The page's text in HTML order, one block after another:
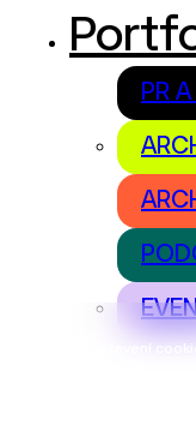
Nastavení
PR